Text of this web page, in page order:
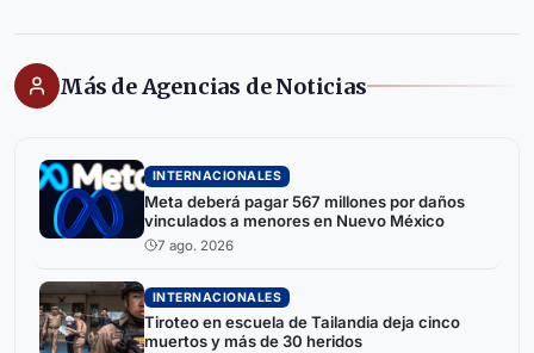
Más de Agencias de Noticias
INTERNACIONALES
Meta deberá pagar 567 millones por daños
vinculados a menores en Nuevo México
7 ago. 2026
INTERNACIONALES
Tiroteo en escuela de Tailandia deja cinco
muertos y más de 30 heridos